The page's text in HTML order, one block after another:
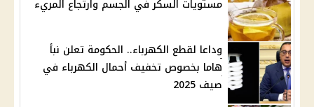
مستويات السكر في الجسم وارتجاع المريء
وداعا لقطع الكهرباء.. الحكومة تعلن نبأ
هاما بخصوص تخفيف أحمال الكهرباء في
صيف 2025